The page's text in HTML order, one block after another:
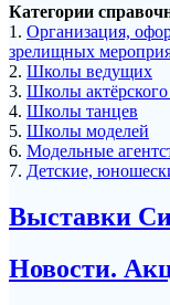
Категории
1. Организация,
зрелищных
2. Школы ведущих
3. Школы актёрского
4. Школы танцев
5. Школы моделей
6. Модельные
7. Детские,
Выставки
Новости.